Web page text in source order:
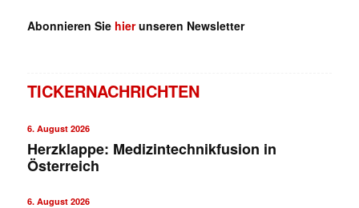
Abonnieren Sie hierunseren Newsletter
TICKERNACHRICHTEN
6. August 2026
Herzklappe: Medizintechnikfusion in
Österreich
6. August 2026